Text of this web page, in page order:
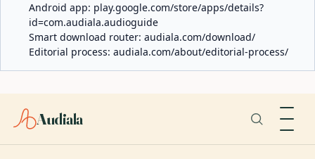
Android app: play.google.com/store/apps/details?
id=com.audiala.audioguide
Smart download router: audiala.com/download/
Editorial process: audiala.com/about/editorial-process/
Audiala